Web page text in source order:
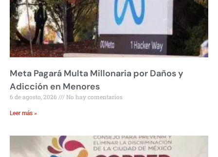
Meta Pagará Multa Millonaria por Daños y
Adicción en Menores
6 de agosto, 2026 No hay comentarios
Leer más »